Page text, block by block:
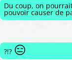
Du coup, on
pouvoir causer de
?!? 😑